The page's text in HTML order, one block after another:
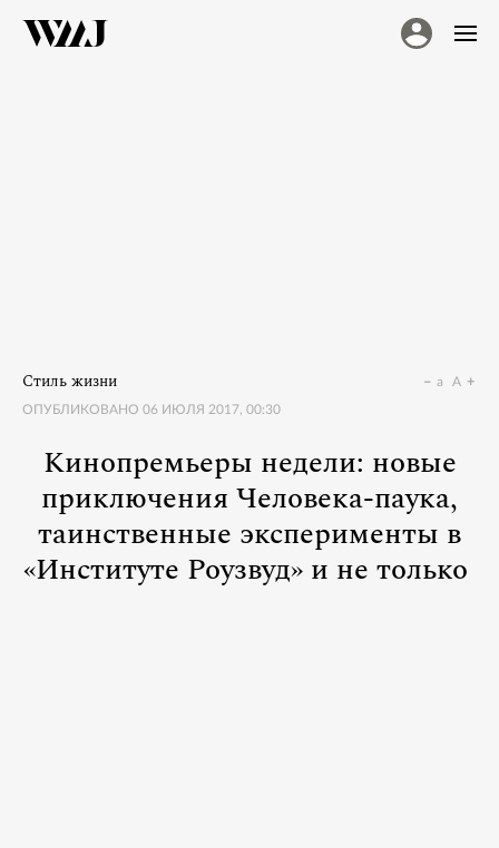
Стиль жизни
ОПУБЛИКОВАНО 06 ИЮЛЯ 2017, 00:30
a A
Кинопремьеры недели: новые
приключения Человека-паука,
таинственные эксперименты в
«Институте Роузвуд» и не только